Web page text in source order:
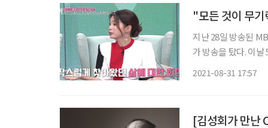
"모든 것이 무
지난 28일 방송된
가 방송을 탔다. 이날 50대 배우 김성희는 “2년 전에 갱년기인지 아닌지 모르겠는데 완경이 되
2021-08-31 17:57